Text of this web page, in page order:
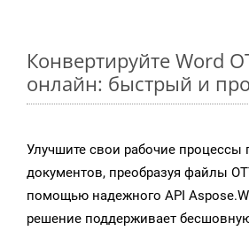
Конвертируйте Word
онлайн: быстрый и
Улучшите свои рабочие процессы
документов, преобразуя файлы
помощью надежного API
решение поддерживает